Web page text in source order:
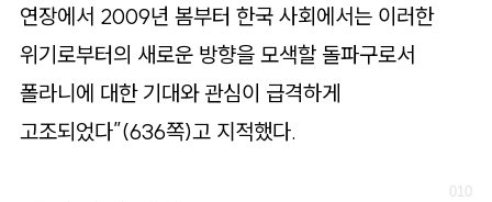
연장에서 2009년 봄부터 한국 사회에서는 이러한
위기로부터의 새로운 방향을 모색할 돌파구로서
폴라니에 대한 기대와 관심이 급격하게
고조되었다”(636쪽)고 지적했다.